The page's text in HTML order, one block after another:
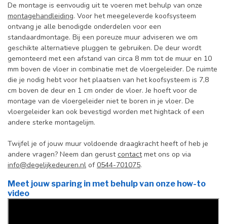
De montage is eenvoudig uit te voeren met behulp van onze
montagehandleiding. Voor het meegeleverde koofsysteem
ontvang je alle benodigde onderdelen voor een
standaardmontage. Bij een poreuze muur adviseren we om
geschikte alternatieve pluggen te gebruiken. De deur wordt
gemonteerd met een afstand van circa 8 mm tot de muur en 10
mm boven de vloer in combinatie met de vloergeleider. De ruimte
die je nodig hebt voor het plaatsen van het koofsysteem is 7,8
cm boven de deur en 1 cm onder de vloer. Je hoeft voor de
montage van de vloergeleider niet te boren in je vloer. De
vloergeleider kan ook bevestigd worden met hightack of een
andere sterke montagelijm.
Twijfel je of jouw muur voldoende draagkracht heeft of heb je
andere vragen? Neem dan gerustcontactmet ons op via
info@degelijkedeuren.nl of0544-701075.
Meet jouw sparing in met behulp van onze how-to
video